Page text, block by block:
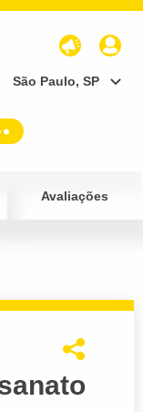
São Paulo, SP
Avaliações